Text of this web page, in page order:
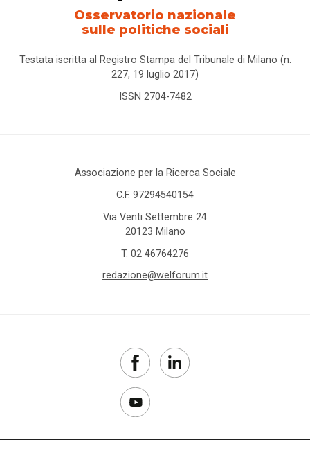
Osservatorio nazionale
sulle politiche sociali
Testata iscritta al Registro Stampa del Tribunale di Milano (n.
227, 19 luglio 2017)
ISSN 2704-7482
Associazione per la Ricerca Sociale
C.F. 97294540154
Via Venti Settembre 24
20123 Milano
T. 02 46764276
redazione@welforum.it